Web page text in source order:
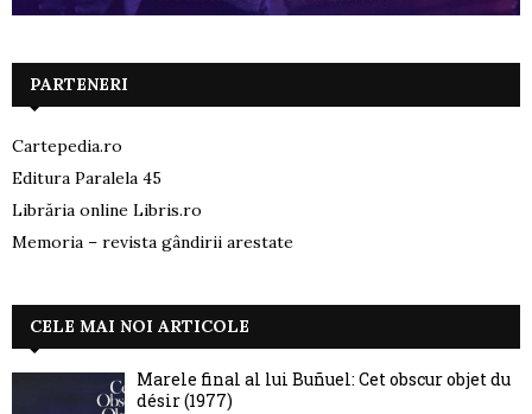
PARTENERI
Cartepedia.ro
Editura Paralela 45
Librăria online Libris.ro
Memoria – revista gândirii arestate
CELE MAI NOI ARTICOLE
Marele final al lui Buñuel: Cet obscur objet du
désir (1977)